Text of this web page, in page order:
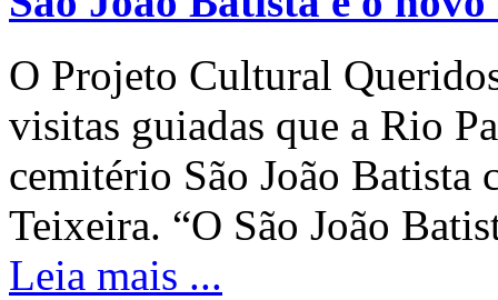
O Projeto Cultural
visitas guiadas que a Rio
cemitério São João
Teixeira. “O São João
Leia mais ...